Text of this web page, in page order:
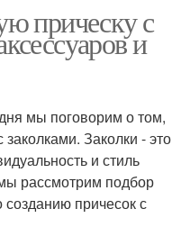
прическу с
и
мы поговорим о том,
заколками. Заколки - это
и стиль
рассмотрим подбор
причесок с